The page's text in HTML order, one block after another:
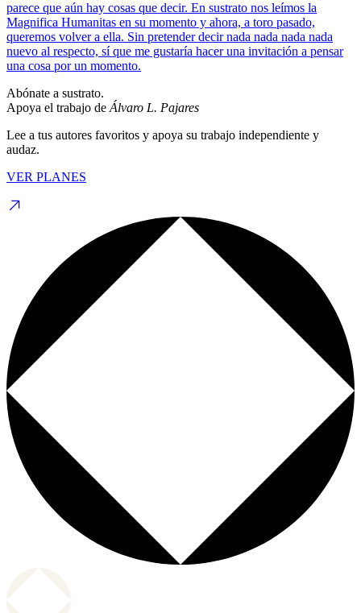
parece que aún hay cosas que decir. En sustrato nos leímos la
Magnifica Humanitas en su momento y ahora, a toro pasado,
queremos volver a ella. Sin pretender decir nada nada nada nada
nuevo al respecto, sí que me gustaría hacer una invitación a pensar
una cosa por un momento.
Abónate a sustrato.
Apoya el trabajo de Álvaro L. Pajares
Lee a tus autores favoritos y apoya su trabajo independiente y
audaz.
VER PLANES